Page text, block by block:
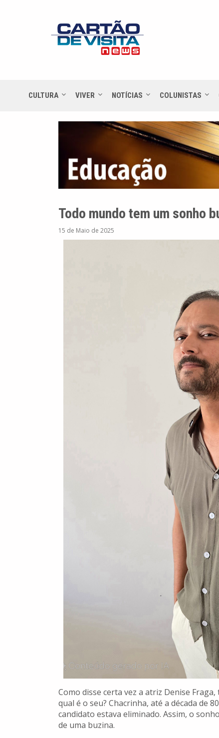
CULTURA VIVER NOTÍCIAS COLUNISTAS
Todo mundo tem um sonho
15 de Maio de 2025
Como disse certa vez a atriz Denise
qual é o seu? Chacrinha, até a década de
candidato estava eliminado. Assim, o
de uma buzina.